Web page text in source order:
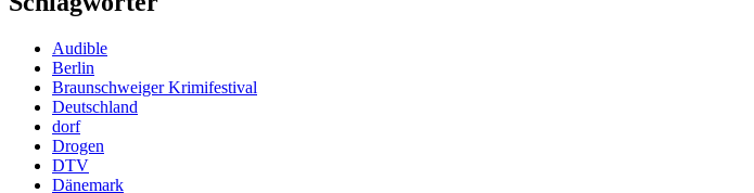
Audible
Berlin
Braunschweiger Krimifestival
Deutschland
dorf
Drogen
DTV
Dänemark